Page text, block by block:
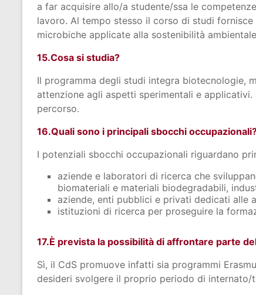
a far acquisire allo/a studente/ssa le
lavoro. Al tempo stesso il corso di studi
microbiche applicate alla sostenibilità
15.Cosa si studia?
Il programma degli studi integra biotecnologie,
attenzione agli aspetti sperimentali e
percorso.
16.Quali sono i principali sbocchi
I potenziali sbocchi occupazionali riguardano
aziende e laboratori di ricerca che
biomateriali e materiali biodegradabili,
aziende, enti pubblici e privati dedicati
istituzioni di ricerca per proseguire la
17.È prevista la possibilità di affrontare parte
Sì, il CdS promuove infatti sia programmi
desideri svolgere il proprio periodo di internato/